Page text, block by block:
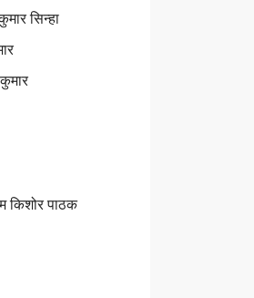
सिन्हा
किशोर पाठक